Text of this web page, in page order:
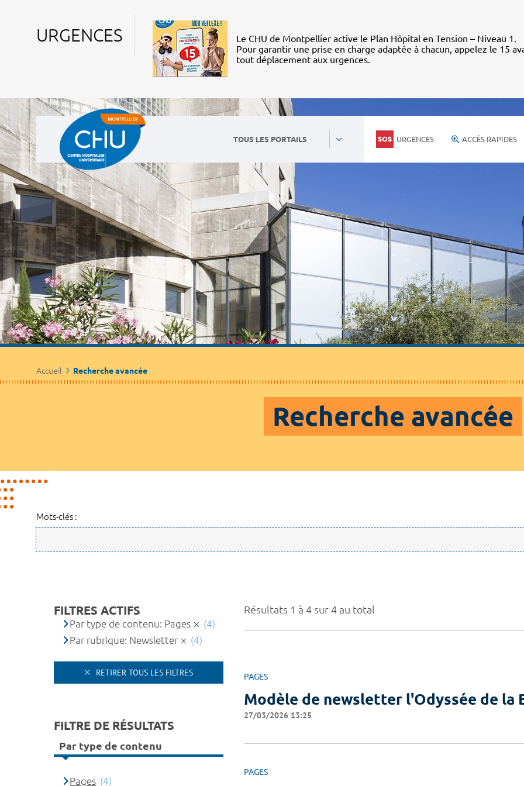
URGENCES
Le CHU de Montpellier active le Plan Hôpital en Tension – Niveau 1.
Pour garantir une prise en charge adaptée à chacun, appelez le 15
tout déplacement aux urgences.
TOUS LES PORTAILS URGENCES ACCÈS RAPIDES
Accueil Recherche avancée
Recherche avancée
Mots-clés :
Résultats 1 à 4 sur 4 au total
PAGES
Modèle de newsletter l'Odyssée de la
27/03/2026 13:25
PAGES
FILTRES ACTIFS
Par type de contenu: Pages
(4)
Par rubrique: Newsletter
(4)
RETIRER TOUS LES FILTRES
FILTRE DE RÉSULTATS
Par type de contenu
Pages (4)